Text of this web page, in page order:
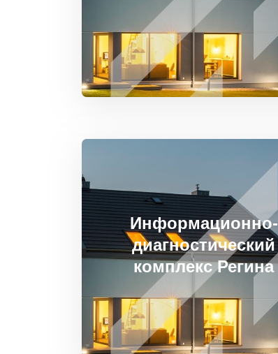
Информационно-
диагностический
комплекс Регина